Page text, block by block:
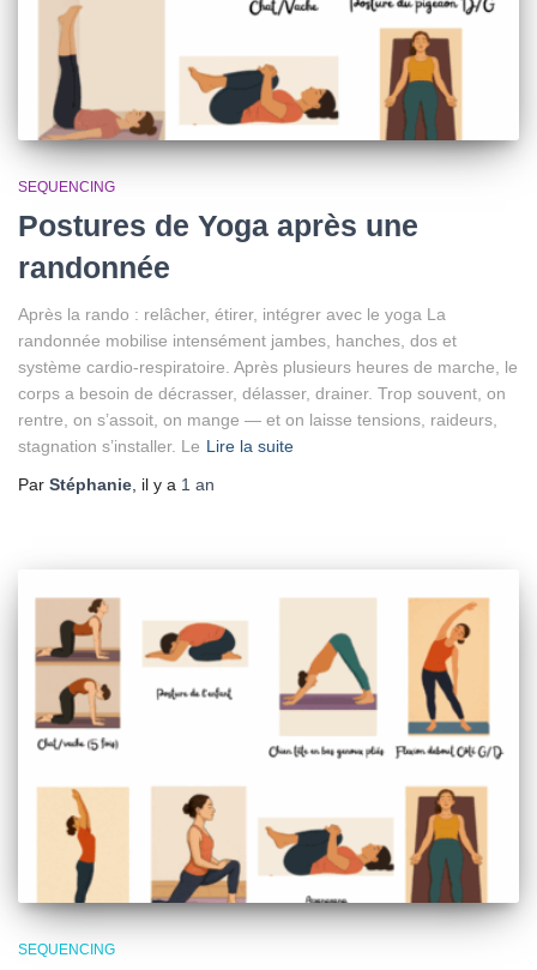
SEQUENCING
Postures de Yoga après une
randonnée
Après la rando : relâcher, étirer, intégrer avec le yoga La
randonnée mobilise intensément jambes, hanches, dos et
système cardio-respiratoire. Après plusieurs heures de marche, le
corps a besoin de décrasser, délasser, drainer. Trop souvent, on
rentre, on s’assoit, on mange — et on laisse tensions, raideurs,
stagnation s’installer. Le Lire la suite
Par Stéphanie , il y a 1 an
SEQUENCING